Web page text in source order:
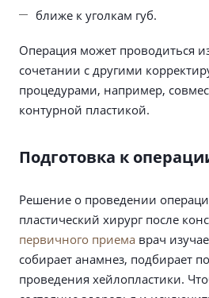
ближе к уголкам губ.
Операция может проводиться
сочетании с другими
процедурами, например,
контурной пластикой.
Подготовка к
Решение о проведении
пластический хирург после
первичного приема врач
собирает анамнез, подбирает
проведения хейлопластики.